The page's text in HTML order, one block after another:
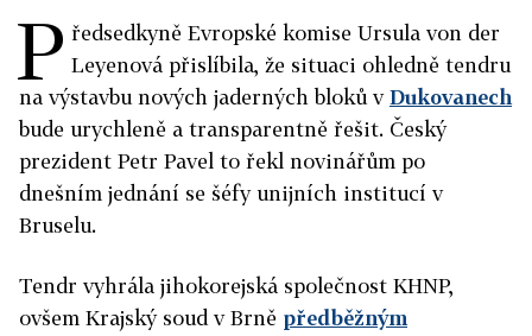
P ředsedkyně Evropské komise Ursula von der
Leyenová přislíbila, že situaci ohledně tendru
na výstavbu nových jaderných bloků vDukovanech
bude urychleně a transparentně řešit. Český
prezident Petr Pavel to řekl novinářům po
dnešním jednání se šéfy unijních institucí v
Bruselu.
Tendr vyhrála jihokorejská společnost KHNP,
ovšem Krajský soud v Brně předběžným